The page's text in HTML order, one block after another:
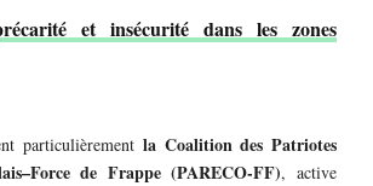
et insécurité dans les zones
particulièrementla Coalition des Patriotes
de Frappe (PARECO-FF), active